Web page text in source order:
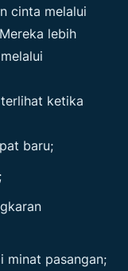
cinta melalui
lebih
ketika
baru;
minat pasangan;